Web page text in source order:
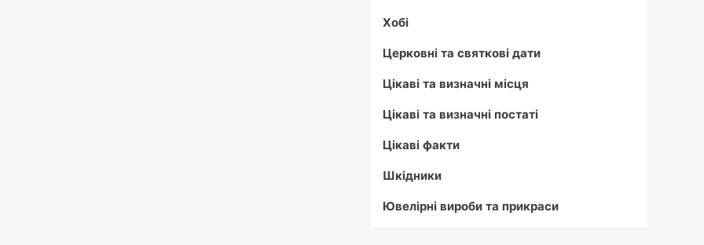
Хобі
Церковні та святкові дати
Цікаві та визначні місця
Цікаві та визначні постаті
Цікаві факти
Шкідники
Ювелірні вироби та прикраси